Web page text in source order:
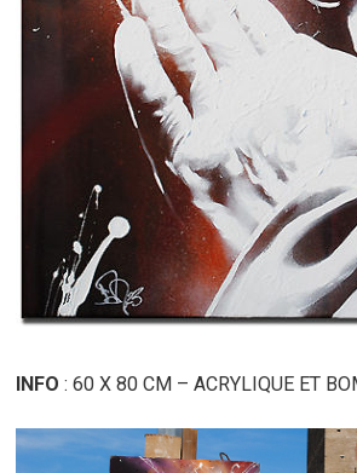
INFO : 60 X 80 CM – ACRYLIQUE ET